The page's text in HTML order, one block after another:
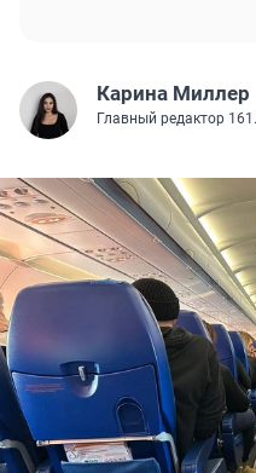
Карина Миллер
Главный редактор